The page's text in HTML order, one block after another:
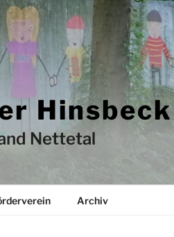
Hinsbeck
Nettetal
Archiv